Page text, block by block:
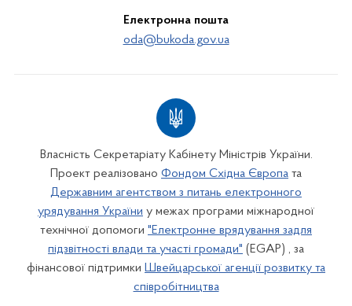
Електронна пошта
oda@bukoda.gov.ua
Власність Секретаріату Кабінету Міністрів України.
Проект реалізовано Фондом Східна Європа та
Державним агентством з питань електронного
урядування України у межах програми міжнародної
технічної допомоги "Електронне врядування задля
підзвітності влади та участі громади" (EGAP) , за
фінансової підтримки Швейцарської агенції розвитку та
співробітництва